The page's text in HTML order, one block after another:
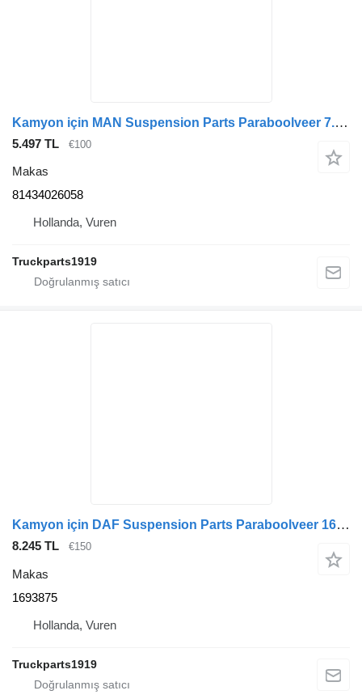
Kamyon için MAN Suspension Parts Paraboolveer 7.1T 81434026058 makas
5.497 TL €100
Makas
81434026058
Hollanda, Vuren
Truckparts1919
Kamyon için DAF Suspension Parts Paraboolveer 1693875 makas
8.245 TL €150
Makas
1693875
Hollanda, Vuren
Truckparts1919